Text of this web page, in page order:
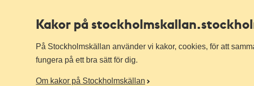
Kakor på stockholmskallan
På Stockholmskällan använder vi kakor, cookies, för att
fungera på ett bra sätt för dig.
Om kakor på Stockholmskällan